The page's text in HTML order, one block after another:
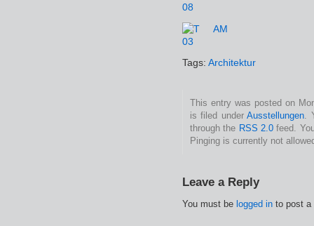
Tags: Architektur
This entry was posted on
is filed underAusstellungen.
through the RSS 2.0 feed.
Pinging is currently not
Leave a Reply
You must be logged in to post a